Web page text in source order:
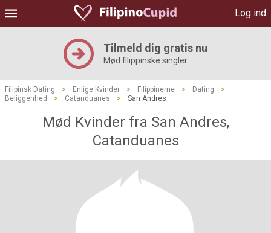
Log ind
Tilmeld dig gratis nu
Mød filippinske singler
Filipinsk Dating > Enlige Kvinder > Filippinerne > Dating
>
Beliggenhed
> Catanduanes > San Andres
Mød Kvinder fra San Andres,
Catanduanes